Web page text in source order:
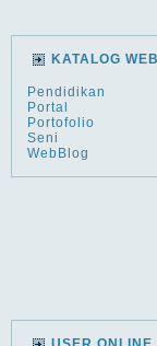
KATALOG WEB
Pendidikan
Portal
Portofolio
Seni
WebBlog